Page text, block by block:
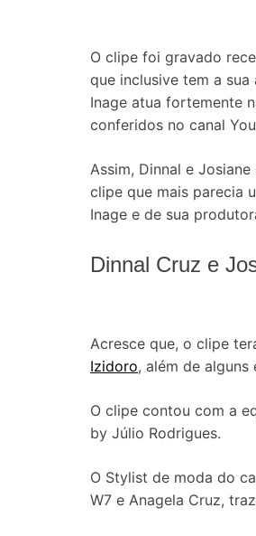
O clipe foi gravado
que inclusive tem a
Inage atua fortemente
conferidos no canal
Assim, Dinnal e
clipe que mais parecia
Inage e de sua
Dinnal Cruz e
Acresce que, o clipe
Izidoro, além de
O clipe contou com a
by Júlio Rodrigues.
O Stylist de moda do
W7 e Anagela Cruz,